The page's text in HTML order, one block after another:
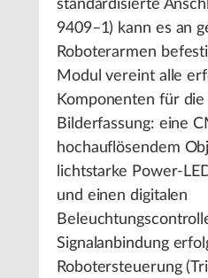
standardisierte
9409–1) kann es an
Roboterarmen
Modul vereint alle
Komponenten für
Bilderfassung: eine
hochauflösendem
lichtstarke Power-
und einen digitalen
Signalanbindung
Robotersteuerung